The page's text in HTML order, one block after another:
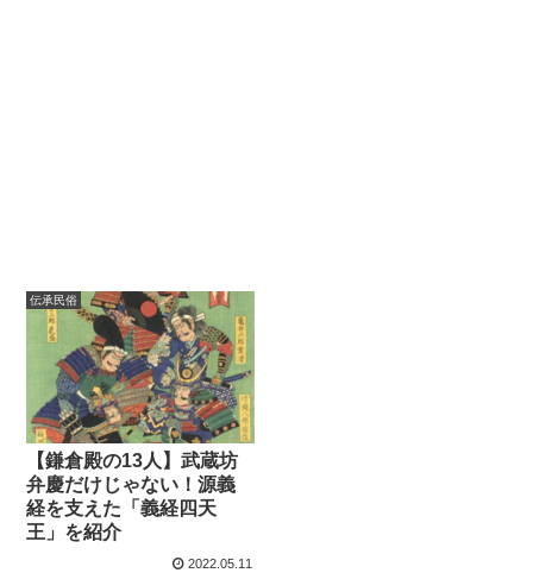
伝承民俗
【鎌倉殿の13人】武蔵坊
弁慶だけじゃない！源義
経を支えた「義経四天
王」を紹介
2022.05.11